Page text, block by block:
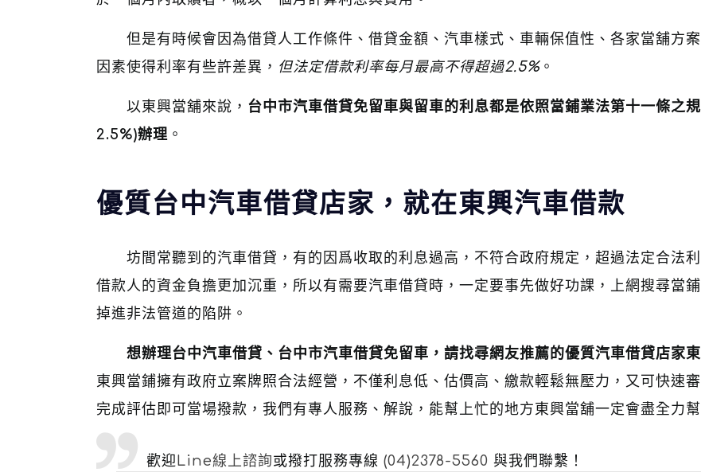
但是有時候會因為借貸人工作條件、借貸金額、汽車樣式、車輛保值性、各家當舖方
因素使得利率有些許差異， 但法定借款利率每月最高不得超過2.5%。
以東興當舖來說， 台中市汽車借貸免留車與留車的利息都是依照當鋪業法第十一條之
2.5%)辦理。
優質台中汽車借貸店家，就在東興汽車借款
坊間常聽到的汽車借貸，有的因爲收取的利息過高，不符合政府規定，超過法定合法
借款人的資金負擔更加沉重，所以有需要汽車借貸時，一定要事先做好功課，上網搜尋當
掉進非法管道的陷阱。
想辦理台中汽車借貸、台中市汽車借貸免留車，請找尋網友推薦的優質汽車借貸店家
東興當鋪擁有政府立案牌照合法經營，不僅利息低、估價高、繳款輕鬆無壓力，又可快速審
完成評估即可當場撥款，我們有專人服務、解說，能幫上忙的地方東興當舖一定會盡全力幫
歡迎Line線上諮詢或撥打服務專線 (04)2378-5560 與我們聯繫！